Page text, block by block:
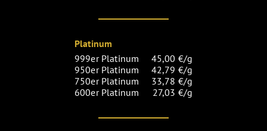
Platinum
999er Platinum
45,00 €/g
950er Platinum
42,79 €/g
750er Platinum
33,78 €/g
600er Platinum
27,03 €/g